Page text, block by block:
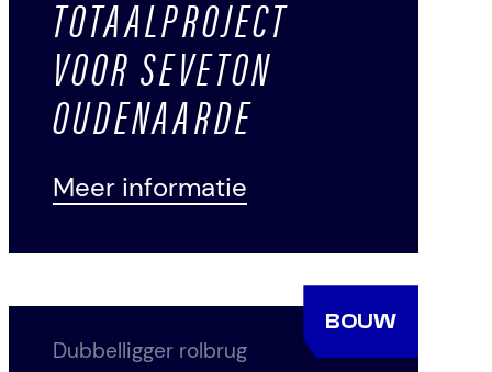
TOTAALPROJECT
VOOR SEVETON
OUDENAARDE
Meer informatie
BOUW
Dubbelligger rolbrug